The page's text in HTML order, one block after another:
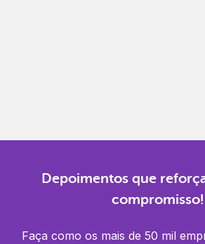
Depoimentos que
compromisso!
Faça como os mais de 50 mil